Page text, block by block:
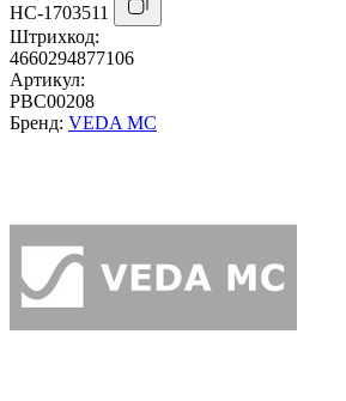
НС-1703511
Штрихкод:
4660294877106
Артикул:
PBC00208
Бренд: VEDA MC